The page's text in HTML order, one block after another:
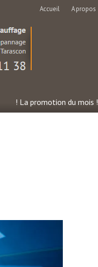
Accueil A propos
! La promotion du mois !